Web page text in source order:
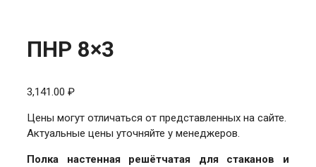
ПНР 8×3
3,141.00 ₽
Цены могут отличаться от представленных на сайте.
Актуальные цены уточняйте у менеджеров.
Полка настенная решётчатая для стаканов и